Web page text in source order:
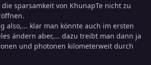
sparsamkeit von KhunapTe nicht zu
also,... klar man könnte auch im ersten
ändern aber,... dazu treibt man dann ja
und photonen kilometerweit durch